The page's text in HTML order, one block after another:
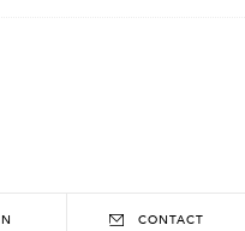
CONTACT